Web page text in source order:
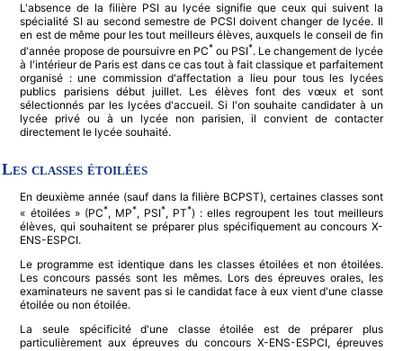
L'absence de la filière PSI au lycée signifie que ceux qui suivent la
spécialité SI au second semestre de PCSI doivent changer de lycée. Il
en est de même pour les tout meilleurs élèves, auxquels le conseil de fin
d'année propose de poursuivre en PC*ou PSI*. Le changement de lycée
à l'intérieur de Paris est dans ce cas tout à fait classique et parfaitement
organisé : une commission d'affectation a lieu pour tous les lycées
publics parisiens début juillet. Les élèves font des vœux et sont
sélectionnés par les lycées d'accueil. Si l'on souhaite candidater à un
lycée privé ou à un lycée non parisien, il convient de contacter
directement le lycée souhaité.
Les classes étoilées
En deuxième année (sauf dans la filière BCPST), certaines classes sont
« étoilées » (PC*, MP*, PSI*, PT*) : elles regroupent les tout meilleurs
élèves, qui souhaitent se préparer plus spécifiquement au concours X-
ENS-ESPCI.
Le programme est identique dans les classes étoilées et non étoilées.
Les concours passés sont les mêmes. Lors des épreuves orales, les
examinateurs ne savent pas si le candidat face à eux vient d'une classe
étoilée ou non étoilée.
La seule spécificité d'une classe étoilée est de préparer plus
particulièrement aux épreuves du concours X-ENS-ESPCI, épreuves